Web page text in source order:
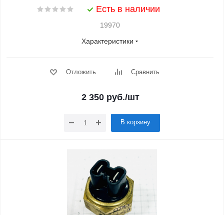
Есть в наличии
19970
Характеристики
Отложить Сравнить
2 350руб./шт
В корзину